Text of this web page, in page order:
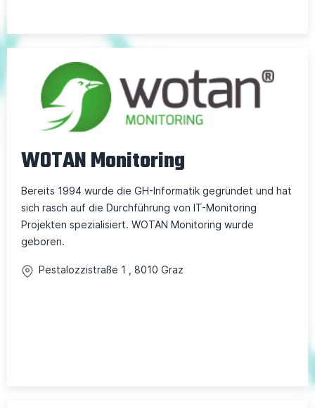
WOTAN Monitoring
Bereits 1994 wurde die GH-Informatik gegründet und hat
sich rasch auf die Durchführung von IT-Monitoring
Projekten spezialisiert. WOTAN Monitoring wurde
geboren.
Pestalozzistraße 1 8010 Graz